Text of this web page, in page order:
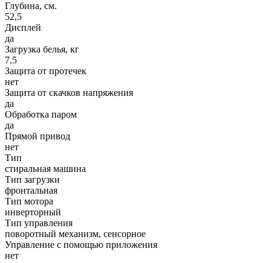
Глубина, см.
52,5
Дисплей
да
Загрузка белья, кг
7,5
Защита от протечек
нет
Защита от скачков напряжения
да
Обработка паром
да
Прямой привод
нет
Тип
стиральная машина
Тип загрузки
фронтальная
Тип мотора
инверторный
Тип управления
поворотный механизм, сенсорное
Управление с помощью приложения
нет